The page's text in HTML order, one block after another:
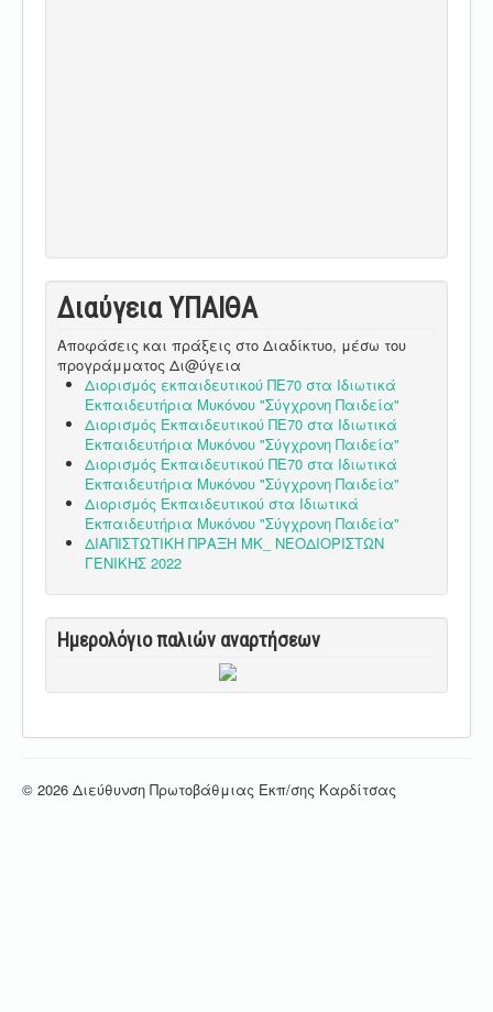
Διαύγεια ΥΠΑΙΘA
Αποφάσεις και πράξεις στο Διαδίκτυο, μέσω του
προγράμματος Δι@ύγεια
Διορισμός εκπαιδευτικού ΠΕ70 στα Ιδιωτικά
Εκπαιδευτήρια Μυκόνου "Σύγχρονη Παιδεία"
Διορισμός Εκπαιδευτικού ΠΕ70 στα Ιδιωτικά
Εκπαιδευτήρια Μυκόνου "Σύγχρονη Παιδεία"
Διορισμός Εκπαιδευτικού ΠΕ70 στα Ιδιωτικά
Εκπαιδευτήρια Μυκόνου "Σύγχρονη Παιδεία"
Διορισμός Εκπαιδευτικού στα Ιδιωτικά
Εκπαιδευτήρια Μυκόνου "Σύγχρονη Παιδεία"
ΔΙΑΠΙΣΤΩΤΙΚΗ ΠΡΑΞΗ ΜΚ_ ΝΕΟΔΙΟΡΙΣΤΩΝ
ΓΕΝΙΚΗΣ 2022
Ημερολόγιο παλιών αναρτήσεων
© 2026 Διεύθυνση Πρωτοβάθμιας Εκπ/σης Καρδίτσας